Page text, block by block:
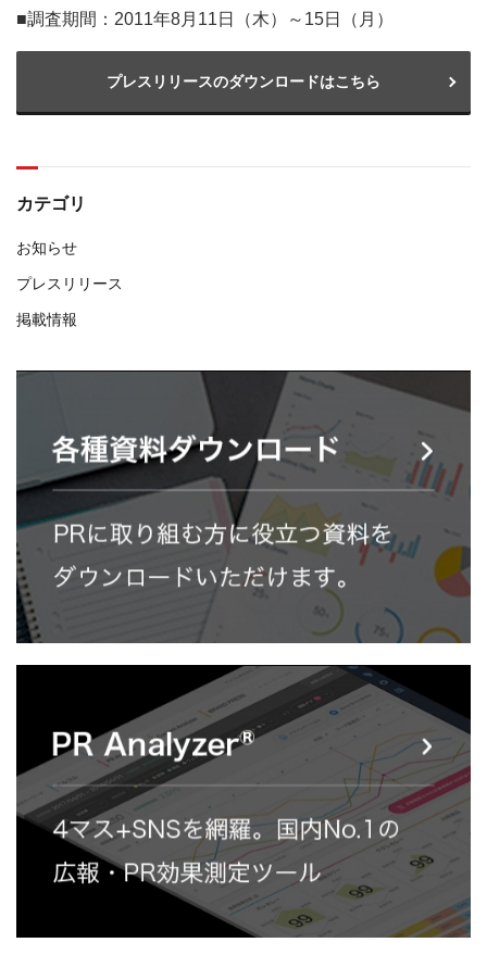
■調査期間：2011年8月11日（木）～15日（月）
プレスリリースのダウンロードはこちら
カテゴリ
お知らせ
プレスリリース
掲載情報